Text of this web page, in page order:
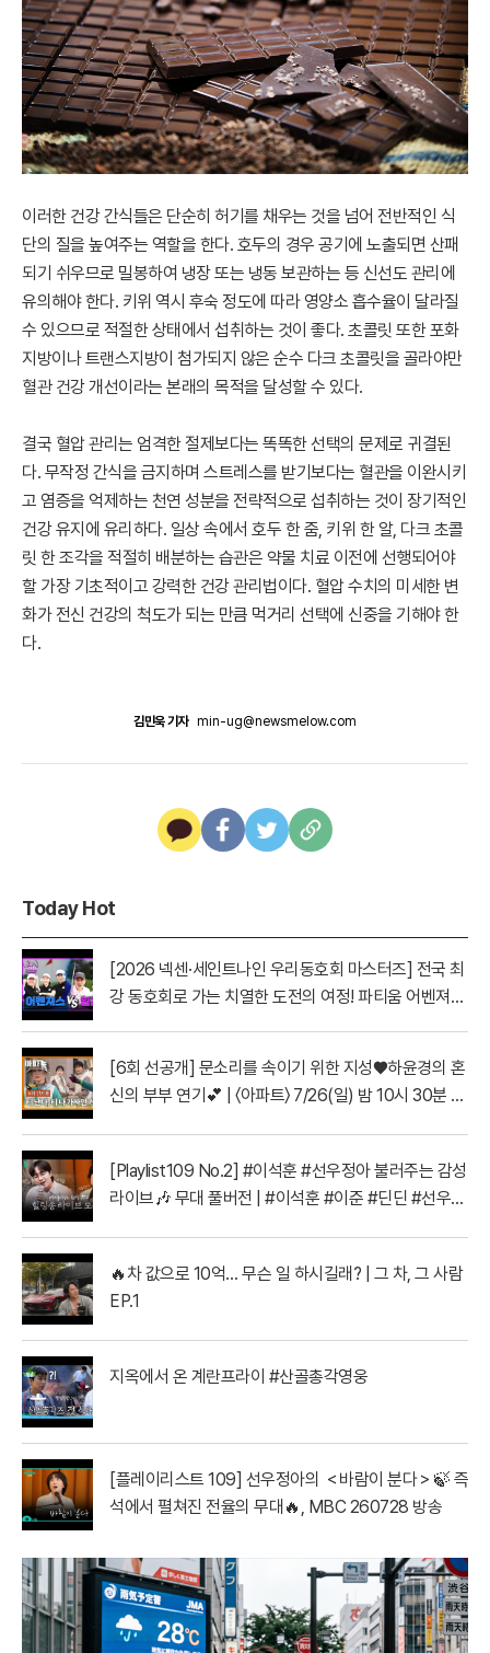
이러한 건강 간식들은 단순히 허기를 채우는 것을 넘어 전반적인 식
단의 질을 높여주는 역할을 한다. 호두의 경우 공기에 노출되면 산패
되기 쉬우므로 밀봉하여 냉장 또는 냉동 보관하는 등 신선도 관리에
유의해야 한다. 키위 역시 후숙 정도에 따라 영양소 흡수율이 달라질
수 있으므로 적절한 상태에서 섭취하는 것이 좋다. 초콜릿 또한 포화
지방이나 트랜스지방이 첨가되지 않은 순수 다크 초콜릿을 골라야만
혈관 건강 개선이라는 본래의 목적을 달성할 수 있다.
결국 혈압 관리는 엄격한 절제보다는 똑똑한 선택의 문제로 귀결된
다. 무작정 간식을 금지하며 스트레스를 받기보다는 혈관을 이완시키
고 염증을 억제하는 천연 성분을 전략적으로 섭취하는 것이 장기적인
건강 유지에 유리하다. 일상 속에서 호두 한 줌, 키위 한 알, 다크 초콜
릿 한 조각을 적절히 배분하는 습관은 약물 치료 이전에 선행되어야
할 가장 기초적이고 강력한 건강 관리법이다. 혈압 수치의 미세한 변
화가 전신 건강의 척도가 되는 만큼 먹거리 선택에 신중을 기해야 한
다.
김민욱 기자 min-ug@newsmelow.com
Today Hot
[2026 넥센·세인트나인 우리동호회 마스터즈] 전국 최
강 동호회로 가는 치열한 도전의 여정! 파티움 어벤져스
[6회 선공개] 문소리를 속이기 위한 지성♥하윤경의 혼
신의 부부 연기💕 | 〈아파트〉 7/26(일) 밤 10시 30분 방
[Playlist109 No.2] #이석훈 #선우정아 불러주는 감성
라이브🎶 무대 풀버전 | #이석훈 #이준 #딘딘 #선우정
🔥차 값으로 10억… 무슨 일 하시길래? | 그 차, 그 사람
EP.1
지옥에서 온 계란프라이 #산골총각영웅
[플레이리스트 109] 선우정아의 ＜바람이 분다＞🍃 즉
석에서 펼쳐진 전율의 무대🔥, MBC 260728 방송